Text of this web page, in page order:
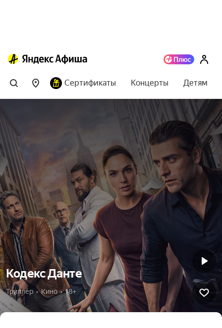
Сертификаты Концерты Детям
Кодекс Данте
Триллер  •  Кино  •  18+